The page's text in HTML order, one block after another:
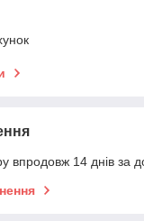
впродовж 14 днів за